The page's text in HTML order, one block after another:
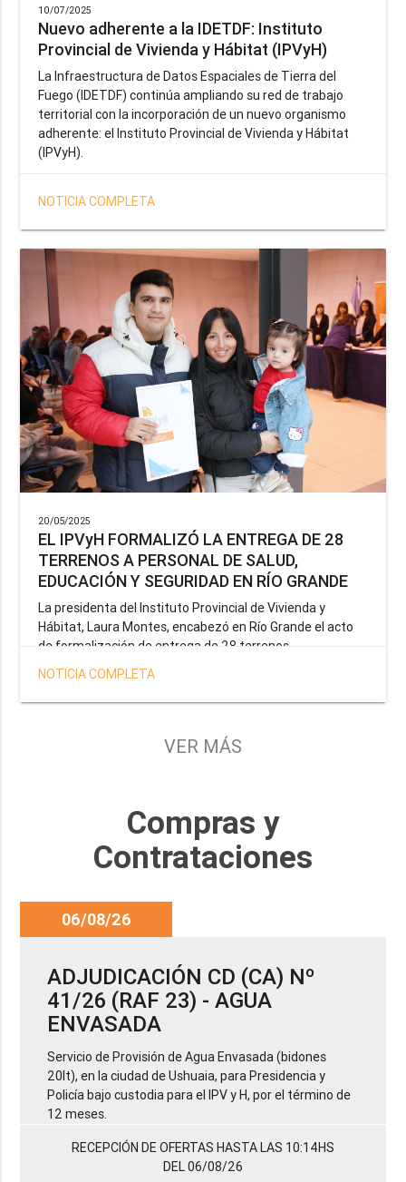
10/07/2025
Nuevo adherente a la IDETDF: Instituto
Provincial de Vivienda y Hábitat (IPVyH)
La Infraestructura de Datos Espaciales de Tierra del
Fuego (IDETDF) continúa ampliando su red de trabajo
territorial con la incorporación de un nuevo organismo
adherente: el Instituto Provincial de Vivienda y Hábitat
(IPVyH).
NOTICIA COMPLETA
20/05/2025
EL IPVyH FORMALIZÓ LA ENTREGA DE 28
TERRENOS A PERSONAL DE SALUD,
EDUCACIÓN Y SEGURIDAD EN RÍO GRANDE
La presidenta del Instituto Provincial de Vivienda y
Hábitat, Laura Montes, encabezó en Río Grande el acto
de formalización de entrega de 28 terrenos
correspondientes a la operatoria especial anunciada por
el Gobernador Gustavo Melella, la cual tiene como
objetivo brindar una solución habitacional a docentes,
Provincia y del Servicio Penitenciario.
NOTICIA COMPLETA
VER MÁS
Compras y
Contrataciones
06/08/26
ADJUDICACIÓN CD (CA) Nº
41/26 (RAF 23) - AGUA
ENVASADA
Servicio de Provisión de Agua Envasada (bidones
20lt), en la ciudad de Ushuaia, para Presidencia y
Policía bajo custodia para el IPV y H, por el término de
12 meses.
RECEPCIÓN DE OFERTAS HASTA LAS 10:14HS
DEL 06/08/26